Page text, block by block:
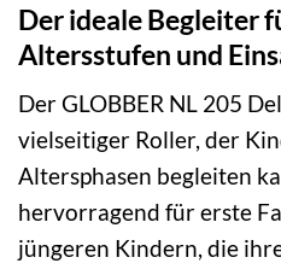
Der ideale Begleiter
Altersstufen und
Der GLOBBER NL 205
vielseitiger Roller, der
Altersphasen begleiten
hervorragend für erste
jüngeren Kindern, die